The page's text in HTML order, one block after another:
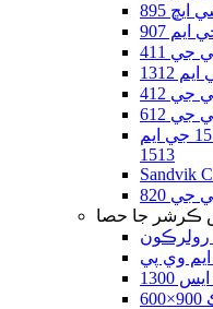
سينڊوڪ سي جي 615 جي ايم 1511 جي ايم
1513
Sandvik
820
ڪرشر جا حصا
وي پي